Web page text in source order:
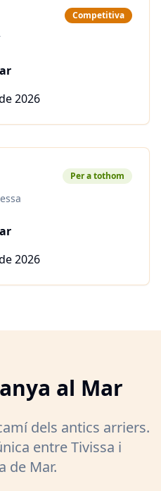
Competitiva
2026
Per a tothom
2026
al Mar
dels antics arriers.
entre Tivissa i
de Mar.